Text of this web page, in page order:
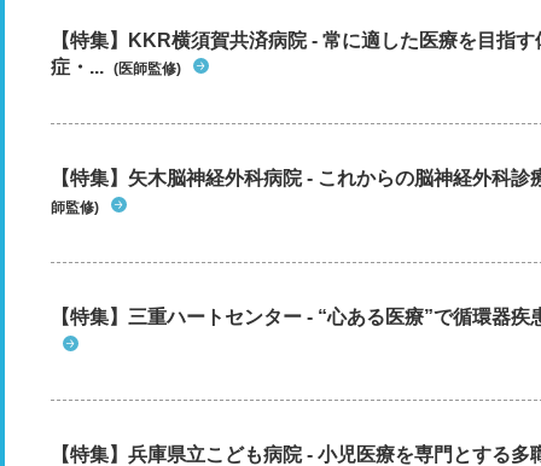
【特集】KKR横須賀共済病院 - 常に適した医療を目指
症・... (医師監修)
【特集】矢木脳神経外科病院 - これからの脳神経外科
師監修)
【特集】三重ハートセンター - “心ある医療”で循環器疾
【特集】兵庫県立こども病院 - 小児医療を専門とする